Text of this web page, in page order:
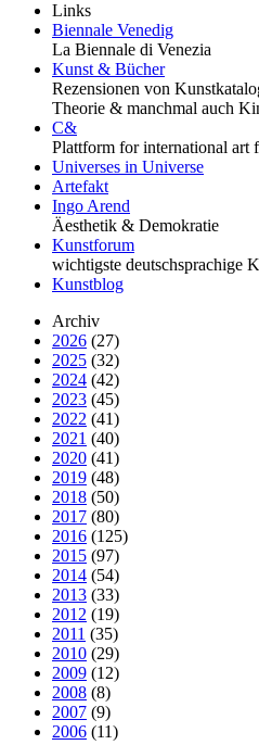
Links
Biennale Venedig
La Biennale di Venezia
Kunst & Bücher
Rezensionen von
Theorie & manchmal auch
C&
Plattform for international art
Universes in Universe
Artefakt
Ingo Arend
Äesthetik & Demokratie
Kunstforum
wichtigste deutschsprachige
Kunstblog
Archiv
2026 (27)
2025 (32)
2024 (42)
2023 (45)
2022 (41)
2021 (40)
2020 (41)
2019 (48)
2018 (50)
2017 (80)
2016 (125)
2015 (97)
2014 (54)
2013 (33)
2012 (19)
2011 (35)
2010 (29)
2009 (12)
2008 (8)
2007 (9)
2006 (11)